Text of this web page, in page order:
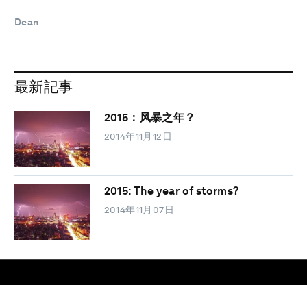
Dean
最新記事
2015：风暴之年？
2014年11月12日
2015: The year of storms?
2014年11月07日